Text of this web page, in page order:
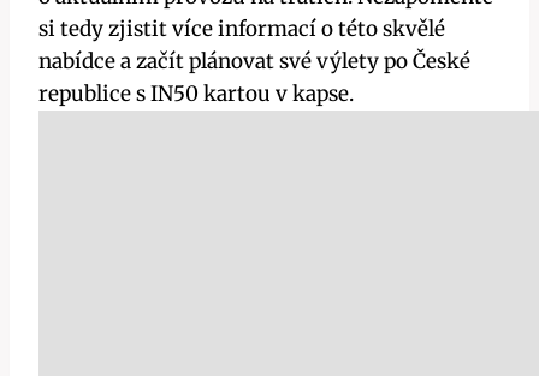
si tedy zjistit více informací o této skvělé
nabídce a začít plánovat své výlety po České
republice s IN50 kartou v kapse.